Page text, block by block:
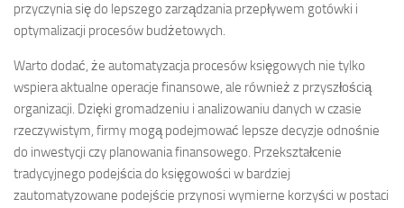
przyczynia się do lepszego zarządzania przepływem gotówki i
optymalizacji procesów budżetowych.
Warto dodać, że automatyzacja procesów księgowych nie tylko
wspiera aktualne operacje finansowe, ale również z przyszłością
organizacji. Dzięki gromadzeniu i analizowaniu danych w czasie
rzeczywistym, firmy mogą podejmować lepsze decyzje odnośnie
do inwestycji czy planowania finansowego. Przekształcenie
tradycyjnego podejścia do księgowości w bardziej
zautomatyzowane podejście przynosi wymierne korzyści w postaci